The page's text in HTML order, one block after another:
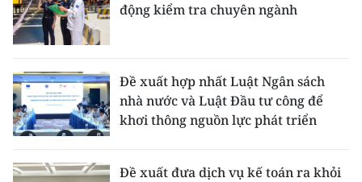
GIÁO DỤC
KHOA HỌC - CÔNG NGHỆ
MÔI TRƯỜNG
BẠN ĐỌC
động kiểm tra chuyên ngành
Đề xuất hợp nhất Luật Ngân sách
nhà nước và Luật Đầu tư công để
khơi thông nguồn lực phát triển
Đề xuất đưa dịch vụ kế toán ra khỏi